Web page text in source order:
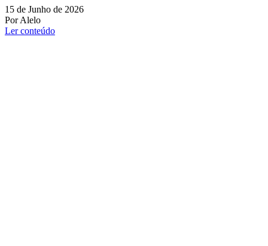
15 de Junho de 2026
Por Alelo
Ler conteúdo